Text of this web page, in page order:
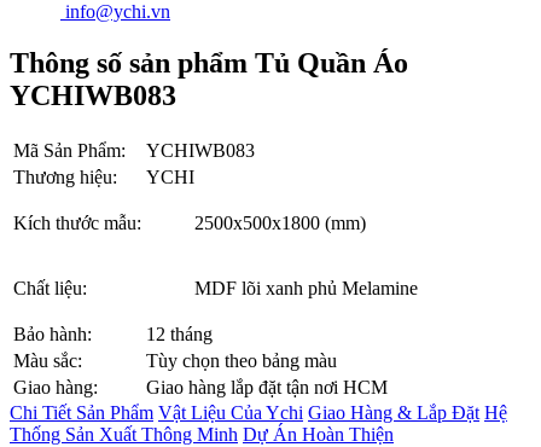
info@ychi.vn
Thông số sản phẩm Tủ Quần Áo
YCHIWB083
Mã Sản Phẩm:
YCHIWB083
Thương hiệu:
YCHI
Kích thước mẫu: 2500x500x1800 (mm)
Chất liệu: MDF lõi xanh phủ Melamine
Bảo hành:
12 tháng
Màu sắc:
Tùy chọn theo bảng màu
Giao hàng:
Giao hàng lắp đặt tận nơi HCM
Chi Tiết Sản Phẩm Vật Liệu Của Ychi Giao Hàng & Lắp Đặt Hệ
Thống Sản Xuất Thông Minh Dự Án Hoàn Thiện